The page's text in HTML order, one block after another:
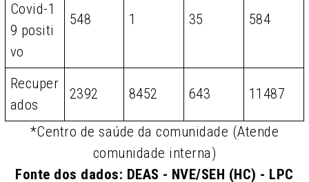
Covid-1
9 positi
vo
548 1 35 584
Recuper
ados
2392 8452 643 11487
*Centro de saúde da comunidade (Atende
comunidade interna)
Fonte dos dados: DEAS - NVE/SEH (HC) - LPC